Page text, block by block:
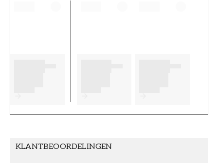
KLANTBEOORDELINGEN